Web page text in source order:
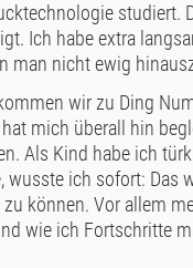
studiert.
Ich habe extra
man nicht ewig
wir zu Ding
mich überall hin
Als Kind habe ich
wusste ich sofort: Das
können. Vor allem
wie ich Fortschritte